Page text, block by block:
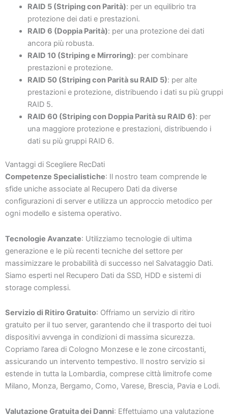
RAID 5 (Striping con Parità): per un equilibrio tra
protezione dei dati e prestazioni.
RAID 6 (Doppia Parità): per una protezione dei dati
ancora più robusta.
RAID 10 (Striping e Mirroring): per combinare
prestazioni e protezione.
RAID 50 (Striping con Parità su RAID 5): per alte
prestazioni e protezione, distribuendo i dati su più gruppi
RAID 5.
RAID 60 (Striping con Doppia Parità su RAID 6): per
una maggiore protezione e prestazioni, distribuendo i
dati su più gruppi RAID 6.
Vantaggi di Scegliere RecDati
Competenze Specialistiche: Il nostro team comprende le
sfide uniche associate al Recupero Dati da diverse
configurazioni di server e utilizza un approccio metodico per
ogni modello e sistema operativo.
Tecnologie Avanzate: Utilizziamo tecnologie di ultima
generazione e le più recenti tecniche del settore per
massimizzare le probabilità di successo nel Salvataggio Dati.
Siamo esperti nel Recupero Dati da SSD, HDD e sistemi di
storage complessi.
Servizio di Ritiro Gratuito: Offriamo un servizio di ritiro
gratuito per il tuo server, garantendo che il trasporto dei tuoi
dispositivi avvenga in condizioni di massima sicurezza.
Copriamo l’area di Cologno Monzese e le zone circostanti,
assicurando un intervento tempestivo. Il nostro servizio si
estende in tutta la Lombardia, comprese città limitrofe come
Milano, Monza, Bergamo, Como, Varese, Brescia, Pavia e Lodi.
Valutazione Gratuita dei Danni: Effettuiamo una valutazione